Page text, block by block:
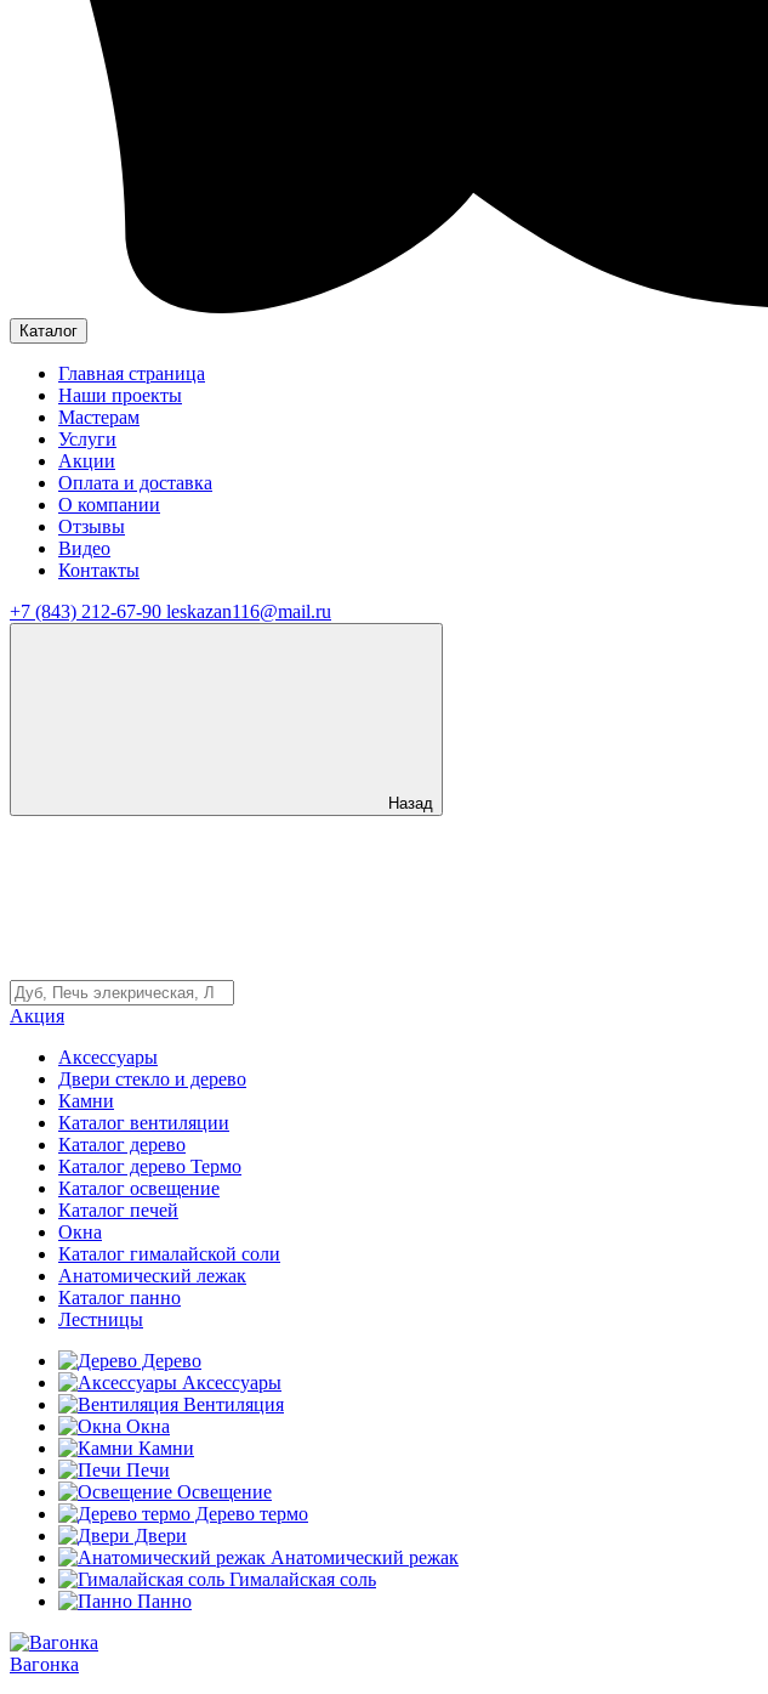
Каталог
Главная страница
Наши проекты
Мастерам
Услуги
Акции
Оплата и доставка
О компании
Отзывы
Видео
Контакты
+7 (843) 212-67-90 leskazan116@mail.ru
Назад
Акция
Аксессуары
Двери стекло и дерево
Камни
Каталог вентиляции
Каталог дерево
Каталог дерево Термо
Каталог освещение
Каталог печей
Окна
Каталог гималайской соли
Анатомический лежак
Каталог панно
Лестницы
Дерево
Аксессуары
Вентиляция
Окна
Камни
Печи
Освещение
Дерево термо
Двери
Анатомический режак
Гималайская соль
Панно
Вагонка